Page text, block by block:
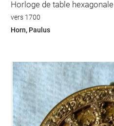
Horloge de table hexagonale
vers 1700
Horn, Paulus